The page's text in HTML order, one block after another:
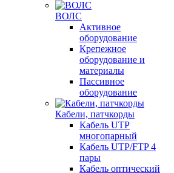
ВОЛС
Активное
оборудование
Крепежное
оборудование и
материалы
Пассивное
оборудование
Кабели, патчкорды
Кабель UTP
многопарный
Кабель UTP/FTP 4
пары
Кабель оптический